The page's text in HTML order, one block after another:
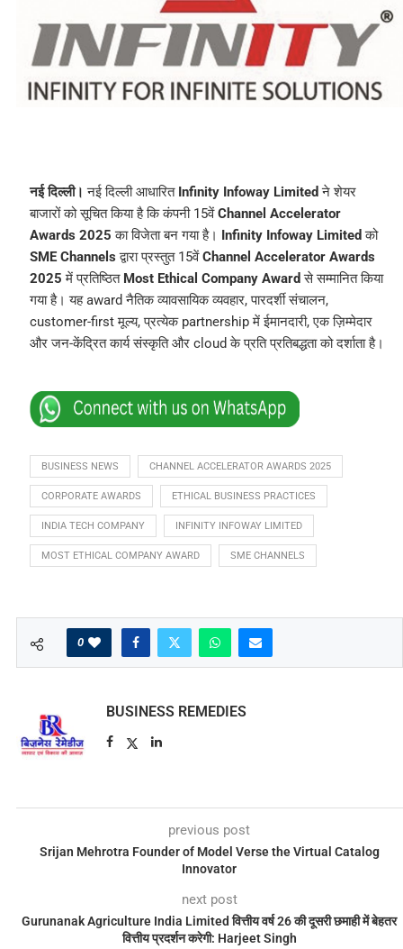
नई दिल्ली। नई दिल्ली आधारित Infinity Infoway Limited ने शेयर
बाजारों को सूचित किया है कि कंपनी 15वेंChannel Accelerator
Awards 2025 का विजेता बन गया है। Infinity Infoway Limited को
SME Channels द्वारा प्रस्तुत 15वेंChannel Accelerator Awards
2025 में प्रतिष्ठित Most Ethical Company Award से सम्मानित किया
गया है। यह award नैतिक व्यावसायिक व्यवहार, पारदर्शी संचालन,
customer-first मूल्य, प्रत्येक partnership में ईमानदारी, एक ज़िम्मेदार
और जन-केंद्रित कार्य संस्कृति और cloud के प्रति प्रतिबद्धता को दर्शाता है।
BUSINESS NEWS CHANNEL ACCELERATOR AWARDS 2025
CORPORATE AWARDS ETHICAL BUSINESS PRACTICES
INDIA TECH COMPANY INFINITY INFOWAY LIMITED
MOST ETHICAL COMPANY AWARD SME CHANNELS
0
BUSINESS REMEDIES
previous post
Srijan Mehrotra Founder of Model Verse the Virtual Catalog
Innovator
next post
Gurunanak Agriculture India Limited वित्तीय वर्ष 26 की दूसरी छमाही में बेहतर
वित्तीय प्रदर्शन करेगी: Harjeet Singh